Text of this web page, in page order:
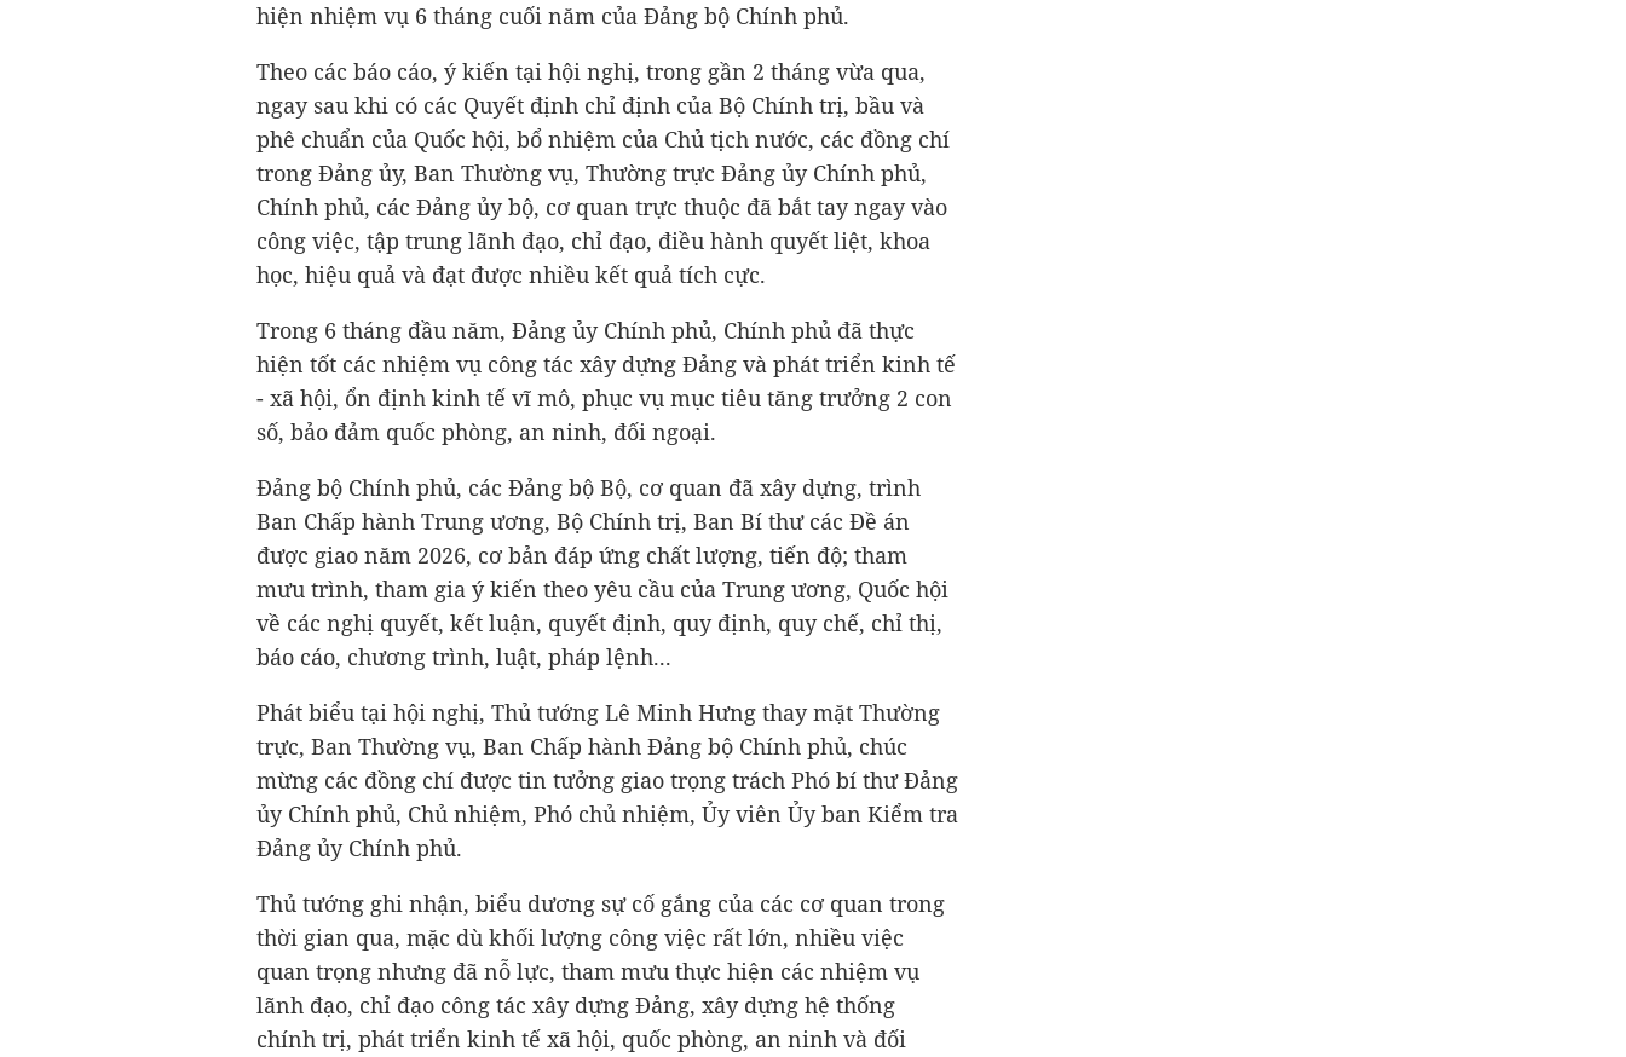
hiện nhiệm vụ 6 tháng cuối năm của Đảng bộ Chính phủ.
Theo các báo cáo, ý kiến tại hội nghị, trong gần 2 tháng vừa qua,
ngay sau khi có các Quyết định chỉ định của Bộ Chính trị, bầu và
phê chuẩn của Quốc hội, bổ nhiệm của Chủ tịch nước, các đồng chí
trong Đảng ủy, Ban Thường vụ, Thường trực Đảng ủy Chính phủ,
Chính phủ, các Đảng ủy bộ, cơ quan trực thuộc đã bắt tay ngay vào
công việc, tập trung lãnh đạo, chỉ đạo, điều hành quyết liệt, khoa
học, hiệu quả và đạt được nhiều kết quả tích cực.
Trong 6 tháng đầu năm, Đảng ủy Chính phủ, Chính phủ đã thực
hiện tốt các nhiệm vụ công tác xây dựng Đảng và phát triển kinh tế
- xã hội, ổn định kinh tế vĩ mô, phục vụ mục tiêu tăng trưởng 2 con
số, bảo đảm quốc phòng, an ninh, đối ngoại.
Đảng bộ Chính phủ, các Đảng bộ Bộ, cơ quan đã xây dựng, trình
Ban Chấp hành Trung ương, Bộ Chính trị, Ban Bí thư các Đề án
được giao năm 2026, cơ bản đáp ứng chất lượng, tiến độ; tham
mưu trình, tham gia ý kiến theo yêu cầu của Trung ương, Quốc hội
về các nghị quyết, kết luận, quyết định, quy định, quy chế, chỉ thị,
báo cáo, chương trình, luật, pháp lệnh...
Phát biểu tại hội nghị, Thủ tướng Lê Minh Hưng thay mặt Thường
trực, Ban Thường vụ, Ban Chấp hành Đảng bộ Chính phủ, chúc
mừng các đồng chí được tin tưởng giao trọng trách Phó bí thư Đảng
ủy Chính phủ, Chủ nhiệm, Phó chủ nhiệm, Ủy viên Ủy ban Kiểm tra
Đảng ủy Chính phủ.
Thủ tướng ghi nhận, biểu dương sự cố gắng của các cơ quan trong
thời gian qua, mặc dù khối lượng công việc rất lớn, nhiều việc
quan trọng nhưng đã nỗ lực, tham mưu thực hiện các nhiệm vụ
lãnh đạo, chỉ đạo công tác xây dựng Đảng, xây dựng hệ thống
chính trị, phát triển kinh tế xã hội, quốc phòng, an ninh và đối